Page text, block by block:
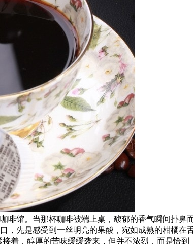
啡馆。当那杯咖啡被端上桌，馥郁的香气瞬间扑鼻
，先是感受到一丝明亮的果酸，宛如成熟的柑橘在
着，醇厚的苦味缓缓袭来，但并不浓烈，而是恰到